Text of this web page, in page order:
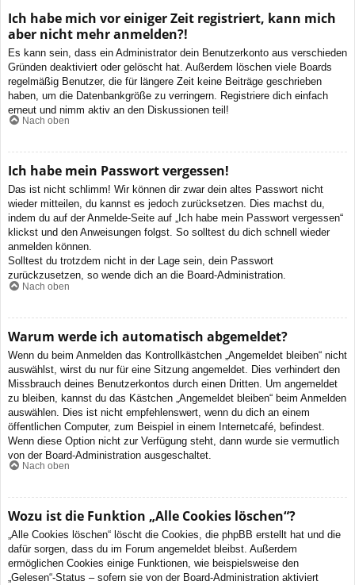
Ich habe mich vor einiger Zeit registriert, kann mich
aber nicht mehr anmelden?!
Es kann sein, dass ein Administrator dein Benutzerkonto aus verschieden
Gründen deaktiviert oder gelöscht hat. Außerdem löschen viele Boards
regelmäßig Benutzer, die für längere Zeit keine Beiträge geschrieben
haben, um die Datenbankgröße zu verringern. Registriere dich einfach
erneut und nimm aktiv an den Diskussionen teil!
Nach oben
Ich habe mein Passwort vergessen!
Das ist nicht schlimm! Wir können dir zwar dein altes Passwort nicht
wieder mitteilen, du kannst es jedoch zurücksetzen. Dies machst du,
indem du auf der Anmelde-Seite auf „Ich habe mein Passwort vergessen“
klickst und den Anweisungen folgst. So solltest du dich schnell wieder
anmelden können.
Solltest du trotzdem nicht in der Lage sein, dein Passwort
zurückzusetzen, so wende dich an die Board-Administration.
Nach oben
Warum werde ich automatisch abgemeldet?
Wenn du beim Anmelden das Kontrollkästchen „Angemeldet bleiben“ nicht
auswählst, wirst du nur für eine Sitzung angemeldet. Dies verhindert den
Missbrauch deines Benutzerkontos durch einen Dritten. Um angemeldet
zu bleiben, kannst du das Kästchen „Angemeldet bleiben“ beim Anmelden
auswählen. Dies ist nicht empfehlenswert, wenn du dich an einem
öffentlichen Computer, zum Beispiel in einem Internetcafé, befindest.
Wenn diese Option nicht zur Verfügung steht, dann wurde sie vermutlich
von der Board-Administration ausgeschaltet.
Nach oben
Wozu ist die Funktion „Alle Cookies löschen“?
„Alle Cookies löschen“ löscht die Cookies, die phpBB erstellt hat und die
dafür sorgen, dass du im Forum angemeldet bleibst. Außerdem
ermöglichen Cookies einige Funktionen, wie beispielsweise den
„Gelesen“-Status – sofern sie von der Board-Administration aktiviert